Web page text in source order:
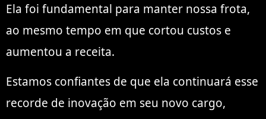
Ela foi fundamental para manter nossa frota,
ao mesmo tempo em que cortou custos e
aumentou a receita.
Estamos confiantes de que ela continuará esse
recorde de inovação em seu novo cargo,